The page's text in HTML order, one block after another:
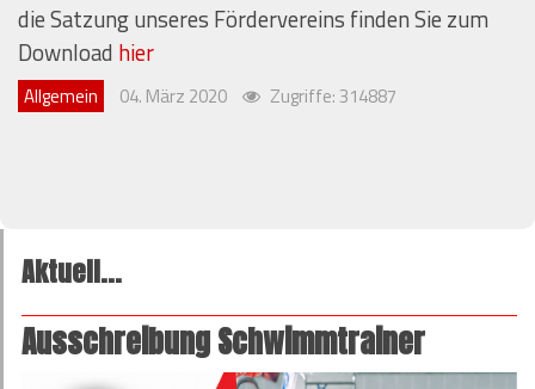
die Satzung unseres Fördervereins finden Sie zum
Download hier
Allgemein 04. März 2020 Zugriffe: 314887
Aktuell...
Ausschreibung Schwimmtrainer